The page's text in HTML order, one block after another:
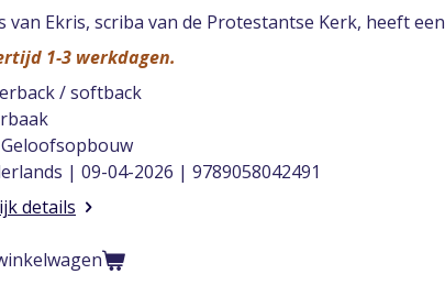
van Ekris, scriba van de Protestantse Kerk, heeft
1-3 werkdagen.
/ softback
| 09-04-2026 | 9789058042491
details